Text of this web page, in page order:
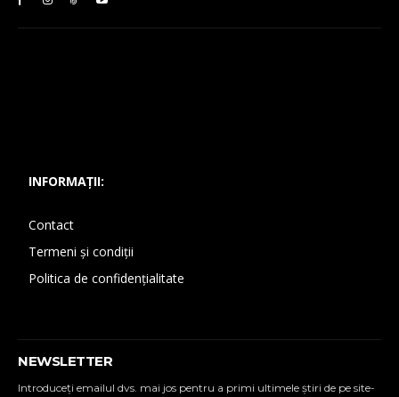
INFORMAȚII:
Contact
Termeni și condiții
Politica de confidențialitate
NEWSLETTER
Introduceţi emailul dvs. mai jos pentru a primi ultimele ştiri de pe site-